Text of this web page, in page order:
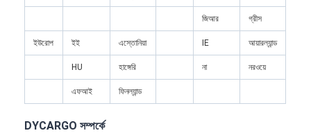
সমুদ্রের মালবাহী
চীন থেকে ডিডিপি শিপিং
জিআর গ্রীস
ইউরোপ ইই এস্তোনিয়া IE আয়ারল্যান্ড
HU হাঙ্গেরি না নরওয়ে
এফআই ফিনল্যান্ড
DYCARGO সম্পর্কে